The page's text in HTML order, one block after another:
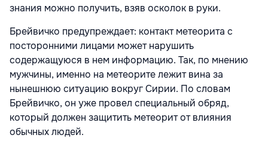
знания можно получить, взяв осколок в руки.
Брейвичко предупреждает: контакт метеорита с
посторонними лицами может нарушить
содержащуюся в нем информацию. Так, по мнению
мужчины, именно на метеорите лежит вина за
нынешнюю ситуацию вокруг Сирии. По словам
Брейвичко, он уже провел специальный обряд,
который должен защитить метеорит от влияния
обычных людей.